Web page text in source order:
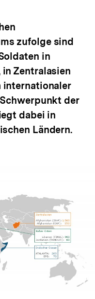
zufolge sind
in
in Zentralasien
internationaler
der
dabei in
Ländern.